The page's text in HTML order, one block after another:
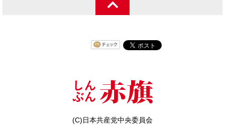
(C)日本共産党中央委員会